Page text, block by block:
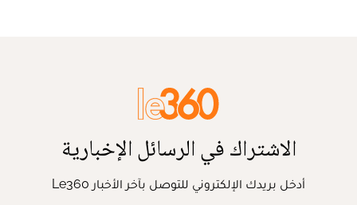
الاشتراك في الرسائل الإخبارية
أدخل بريدك الإلكتروني للتوصل بآخر الأخبار Le360